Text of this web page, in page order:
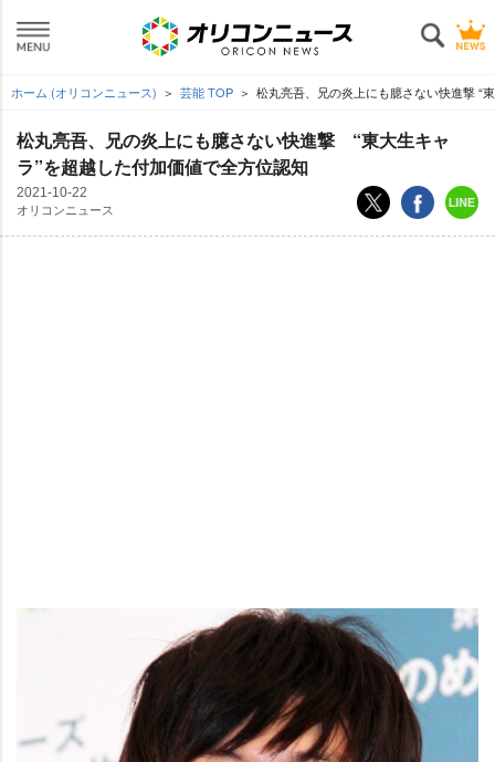
ホーム (オリコンニュース) 芸能 TOP 松丸亮吾、兄の炎上にも臆さない快進撃 “
松丸亮吾、兄の炎上にも臆さない快進撃 “東大生キャ
ラ”を超越した付加価値で全方位認知
2021-10-22
オリコンニュース